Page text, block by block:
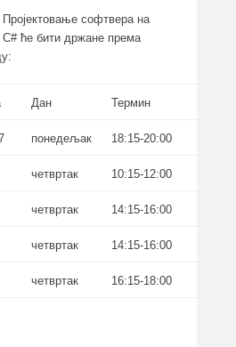
софтвера на
C# ће бити држане према
Дан Термин
понедељак 18:15-20:00
четвртак 10:15-12:00
четвртак 14:15-16:00
четвртак 14:15-16:00
четвртак 16:15-18:00